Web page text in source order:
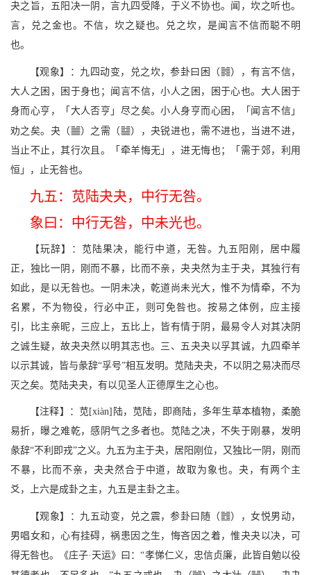
夬之旨，五阳决一阴，言九四受降，于义不协也。闻，坎之听也。
言，兑之金也。不信，坎之疑也。兑之坎，是闻言不信而聪不明
也。
【观象】：九四动变，兑之坎，参卦曰困（J），有言不信，
大人之困，困于身也；闻言不信，小人之困，困于心也。大人困于
身而心亨，「大人否亨」尽之矣。小人身亨而心困，「闻言不信」
劝之矣。夬（b）之需（t），夬锐进也，需不进也，当进不进，
当止不止，其行次且。「牵羊悔无」，进无悔也；「需于郊，利用
恒」，止无咎也。
九五：苋陆夬夬，中行无咎。
象曰：中行无咎，中未光也。
【玩辞】：苋陆果决，能行中道，无咎。九五阳刚，居中履
正，独比一阴，刚而不暴，比而不亲，夬夬然为主于夬，其独行有
如此，是以无咎也。一阴未决，乾道尚未光大，惟不为情牵，不为
名累，不为物役，行必中正，则可免咎也。按易之体例，应主接
引，比主亲昵，三应上，五比上，皆有情于阴，最易令人对其决阴
之诚生疑，故夬夬然以明其志也。三、五夬夬以孚其诚，九四牵羊
以示其诚，皆与彖辞“孚号”相互发明。苋陆夬夬，不以阴之易决而尽
灭之矣。苋陆夬夬，有以见圣人正德厚生之心也。
【注释】：苋[xiàn]陆，苋陆，即商陆，多年生草本植物，柔脆
易折，曝之难乾，感阴气之多者也。苋陆之决，不失于刚暴，发明
彖辞“不利即戎”之义。九五为主于夬，居阳刚位，又独比一阴，刚而
不暴，比而不亲，夬夬然合于中道，故取为象也。夬，有两个主
爻，上六是成卦之主，九五是主卦之主。
【观象】：九五动变，兑之震，参卦曰随（g），女悦男动，
男唱女和，心有挂碍，祸患因之生，悔吝因之着，惟夬夬以决，可
得无咎也。《庄子·天运》曰：“孝悌仁义，忠信贞廉，此皆自勉以役